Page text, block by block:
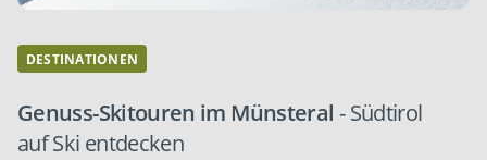
DESTINATIONEN
Genuss-Skitouren im Münsteral - Südtirol
auf Ski entdecken